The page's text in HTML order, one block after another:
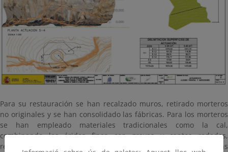
Para su restauración se han recalzado muros, retirado morteros
no originales y se han consolidado las fábricas. Para los morteros
se han empleado materiales tradicionales como la cal,
combinando los áridos finos con gravas y cantos rodados,
recuperando las mezclas originales y el cromatismo de las